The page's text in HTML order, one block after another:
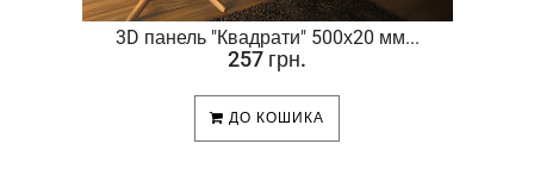
3D панель "Квадрати" 500х20 мм...
257 грн.
ДО КОШИКА